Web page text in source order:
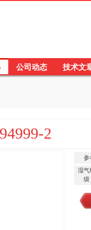
公司动态 技术文
2
参
湿气
级